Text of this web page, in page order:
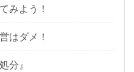
みよう！
はダメ！
分』